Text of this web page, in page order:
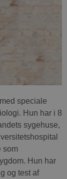
speciale
Hun har i 8
sygehuse,
som
Hun har
og test af